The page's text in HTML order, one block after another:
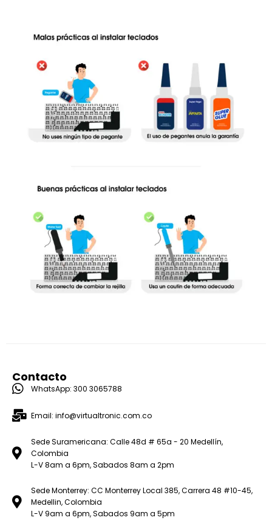
Contacto
WhatsApp: 300 3065788
Email: info@virtualtronic.com.co
Sede Suramericana: Calle 48d # 65a - 20 Medellín,
Colombia
L-V 8am a 6pm, Sabados 8am a 2pm
Sede Monterrey: CC Monterrey Local 385, Carrera 48 #10-45,
Medellin, Colombia
L-V 9am a 6pm, Sabados 9am a 5pm